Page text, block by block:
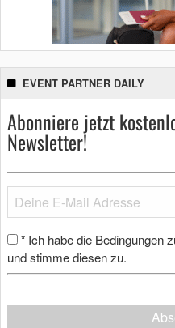
EVENT PARTNER DAILY
Abonniere jetzt
Newsletter!
* Ich habe die Bedingungen
und stimme diesen zu.